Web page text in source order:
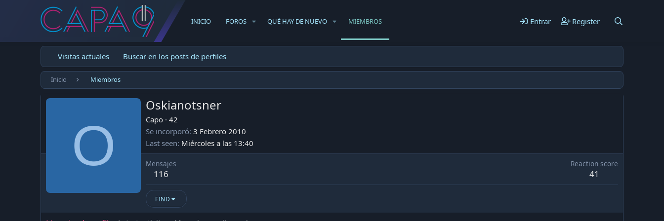
INICIO FOROS QUÉ HAY DE NUEVO MIEMBROS Entrar Register
Visitas actuales Buscar en los posts de perfiles
Inicio Miembros
O
Oskianotsner
Capo · 42
Se incorporó 3 Febrero 2010
Last seen Miércoles a las 13:40
Mensajes
116
Reaction score
41
FIND